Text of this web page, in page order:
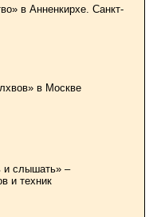
в Анненкирхе. Санкт-
в Москве
и слышать» –
и техник